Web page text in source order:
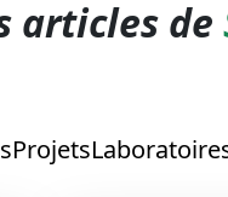
articles de
Projets